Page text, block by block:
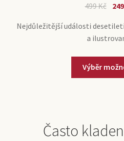
499Kč 249
Nejdůležitější události
a
Výběr
Často